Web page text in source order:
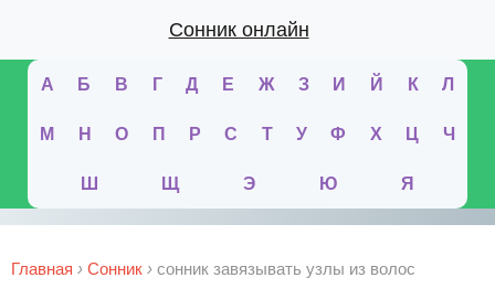
Сонник онлайн
А Б В Г Д Е Ж З И Й К Л
М Н О П Р С Т У Ф Х Ц Ч
Ш Щ Э Ю Я
Главная › Сонник › сонник завязывать узлы из волос